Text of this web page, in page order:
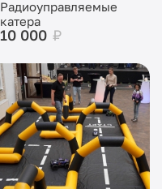
Радиоуправляемые
катера
10 000 ₽